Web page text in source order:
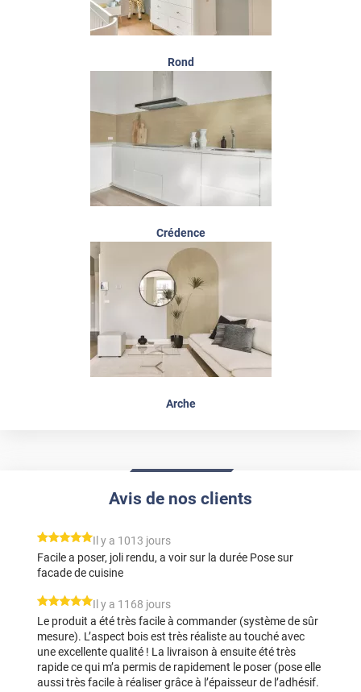
Rond
Crédence
Arche
Avis de nos clients
*****
Il y a 1013 jours
Facile a poser, joli rendu, a voir sur la durée Pose sur
facade de cuisine
*****
Il y a 1168 jours
Le produit a été très facile à commander (système de sûr
mesure). L’aspect bois est très réaliste au touché avec
une excellente qualité ! La livraison à ensuite été très
rapide ce qui m’a permis de rapidement le poser (pose elle
aussi très facile à réaliser grâce à l’épaisseur de l’adhésif.